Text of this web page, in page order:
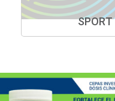
SPORT